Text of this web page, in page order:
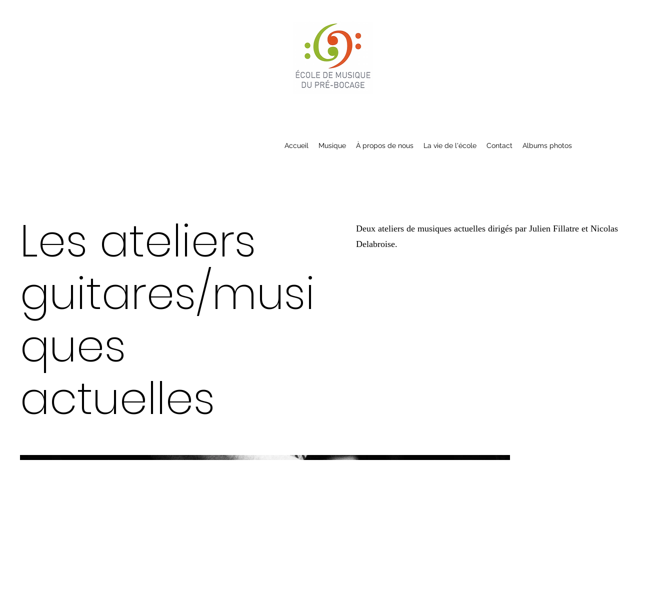
Accueil Musique À propos de nous La vie de l'école Contact Albums photos
Les ateliers
guitares/musi
ques
actuelles
Deux ateliers de musiques actuelles dirigés par Julien Fillatre et Nicolas
Delabroise.